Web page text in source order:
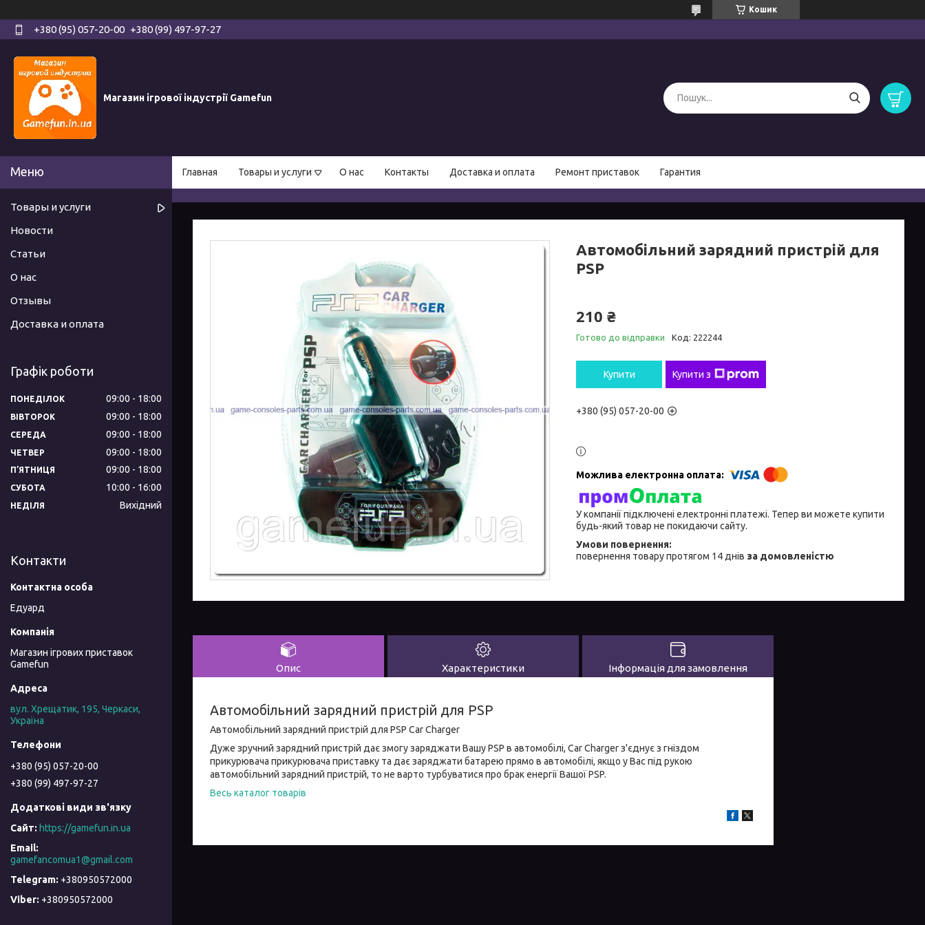
Кошик
+380 (95) 057-20-00 +380 (99) 497-97-27
Магазин ігрової індустрії Gamefun
Главная Товары и услуги О нас Контакты Доставка и оплата Ремонт приставок Гарантия
Автомобільний зарядний пристрій для
PSP
210 ₴
Готово до відправки Код: 222244
Купити Купити з
+380 (95) 057-20-00
У компанії підключені електронні платежі. Тепер ви можете купити
будь-який товар не покидаючи сайту.
повернення товару протягом 14 днів за домовленістю
Опис Характеристики Інформація для замовлення
Автомобільний зарядний пристрій для PSP
Автомобільний зарядний пристрій для PSP Car Charger
Дуже зручний зарядний пристрій дає змогу заряджати Вашу PSP в автомобілі, Car Charger з'єднує з гніздом
прикурювача прикурювача приставку та дає заряджати батарею прямо в автомобілі, якщо у Вас під рукою
автомобільний зарядний пристрій, то не варто турбуватися про брак енергії Вашої PSP.
Весь каталог товарів
Товары и услуги
Новости
Статьи
О нас
Отзывы
Доставка и оплата
Графік роботи
ПОНЕДІЛОК 09:00 18:00
ВІВТОРОК 09:00 18:00
СЕРЕДА 09:00 18:00
ЧЕТВЕР 09:00 18:00
ПʼЯТНИЦЯ 09:00 18:00
СУБОТА 10:00 16:00
НЕДІЛЯ Вихідний
Контакти
Едуард
Магазин ігрових приставок
Gamefun
вул. Хрещатик, 195, Черкаси,
Україна
+380 (95) 057-20-00
+380 (99) 497-97-27
https://gamefun.in.ua
gamefancomua1@gmail.com
+380950572000
+380950572000